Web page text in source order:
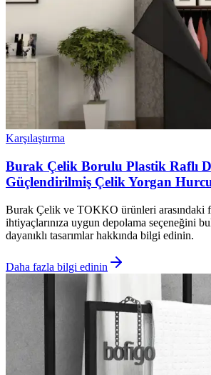
Karşılaştırma
Burak Çelik Borulu Plastik Raflı
Güçlendirilmiş Çelik Yorgan Hurcu
Burak Çelik ve TOKKO ürünleri arasındaki
ihtiyaçlarınıza uygun depolama seçeneğini
dayanıklı tasarımlar hakkında bilgi edinin.
Daha fazla bilgi edinin